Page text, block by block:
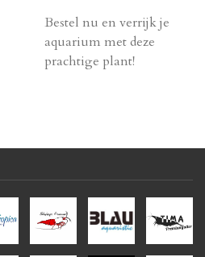
Bestel nu en verrijk je
aquarium met deze
prachtige plant!